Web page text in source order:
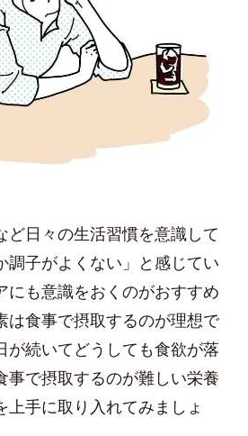
ど日々の生活習慣を意識して
調子がよくない」と感じてい
にも意識をおくのがおすすめ
は食事で摂取するのが理想で
が続いてどうしても食欲が落
事で摂取するのが難しい栄養
上手に取り入れてみましょ